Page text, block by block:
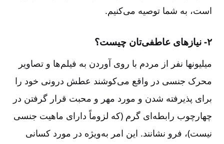
است، به شما توصیه می‌کنیم.
۲- نیازهای عاطفی‌تان چیست؟
میلیونها نفر از مردم با روی آوردن به فیلم‌ها و تصاویر
محرک جنسی در واقع می‌کوشند عطش درونی خود را
برای پذیرفته شدن و مورد مهر و محبت قرار گرفتن در
چهارچوب رابطه‌ای گرم (که لزوماً دارای ماهیت جنسی
نیست)، فرو نشانند. این امر به‌ویژه در مورد کسانی